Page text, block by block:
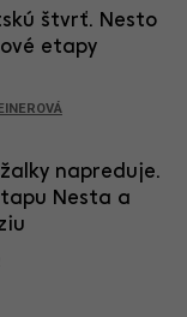
štvrť. Nesto
etapy
napreduje.
Nesta a